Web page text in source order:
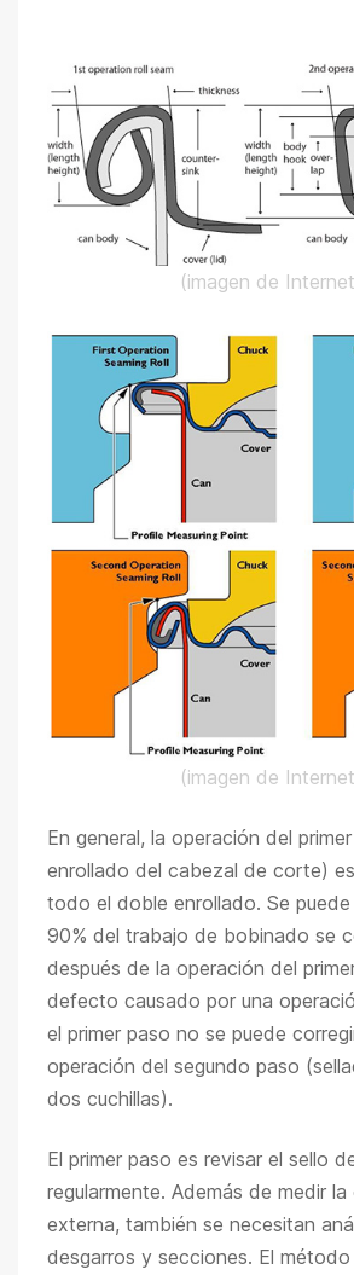
(imagen de
(imagen de
En general, la operación del
enrollado del cabezal de corte)
todo el doble enrollado. Se puede
90% del trabajo de bobinado se
después de la operación del
defecto causado por una
el primer paso no se puede
operación del segundo paso
dos cuchillas).
El primer paso es revisar el sello
regularmente. Además de medir la
externa, también se necesitan
desgarros y secciones. El método